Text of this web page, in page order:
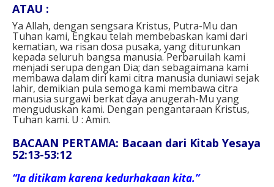
ATAU : ⁣
Ya Allah, dengan sengsara Kristus, Putra-Mu dan
Tuhan kami, Engkau telah membebaskan kami dari
kematian, wa risan dosa pusaka, yang diturunkan
kepada seluruh bangsa manusia. Perbaruilah kami
menjadi serupa dengan Dia; dan sebagaimana kami
membawa dalam diri kami citra manusia duniawi sejak
lahir, demikian pula semoga kami membawa citra
manusia surgawi berkat daya anugerah-Mu yang
menguduskan kami. Dengan pengantaraan Kristus,
Tuhan kami. U : Amin.⁣
BACAAN PERTAMA: Bacaan dari Kitab Yesaya
52:13-53:12
“Ia ditikam karena kedurhakaan kita.”